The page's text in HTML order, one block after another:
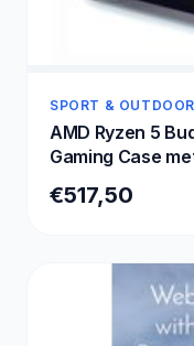
SPORT & OUTDOOR
AMD Ryzen 5
Gaming Case
500GB SSD -
€517,50